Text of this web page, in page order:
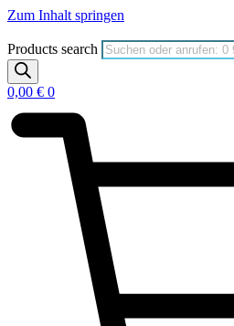
Zum Inhalt springen
Products search
0,00 € 0